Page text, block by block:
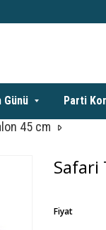
Günü Parti
45 cm
Safari
Fiyat